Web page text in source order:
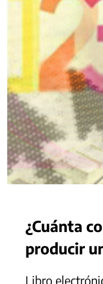
¿Cuánta
producir
Libro